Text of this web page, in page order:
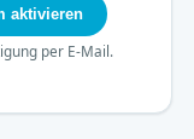
aktivieren
per E-Mail.